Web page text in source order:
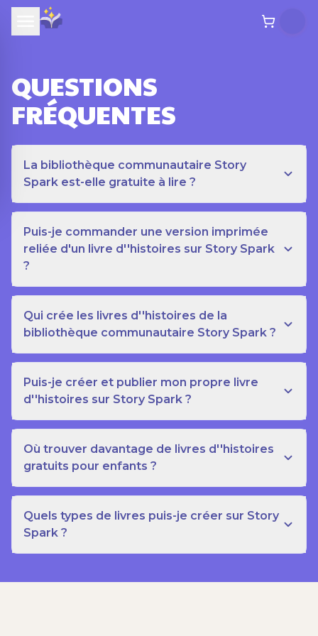
QUESTIONS
FRÉQUENTES
La bibliothèque communautaire Story
Spark est-elle gratuite à lire ?
Puis-je commander une version imprimée
reliée d'un livre d''histoires sur Story Spark
?
Qui crée les livres d''histoires de la
bibliothèque communautaire Story Spark ?
Puis-je créer et publier mon propre livre
d''histoires sur Story Spark ?
Où trouver davantage de livres d''histoires
gratuits pour enfants ?
Quels types de livres puis-je créer sur Story
Spark ?